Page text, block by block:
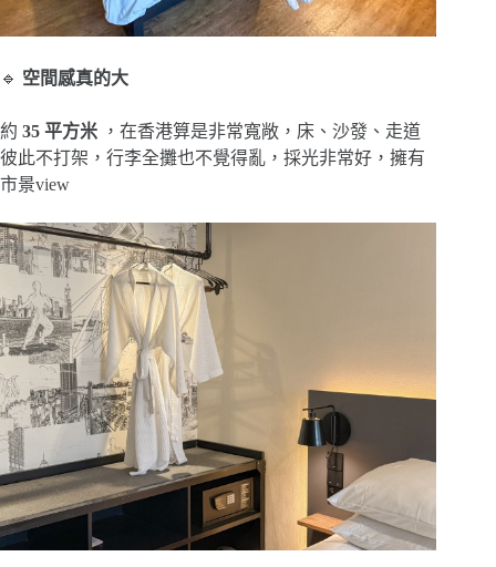
🔹 空間感真的大
約 35 平方米 ，在香港算是非常寬敞，床、沙發、走道
彼此不打架，行李全攤也不覺得亂，採光非常好，擁有
市景view